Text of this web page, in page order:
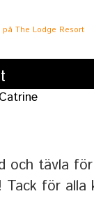
The Lodge Resort
och tävla
för alla